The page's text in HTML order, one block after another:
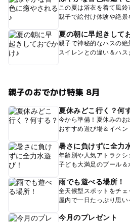
この夏は浴衣を着て風鈴
親子で絵付け体験や絶景
夏の朝に早起きして
親子で神秘的なハスの絶
スイレンとの違い＆ハス
親子のおでかけ特集 8月
夏休みどこ行く？何
今から準備！夏休みのお
おすすめ遊び場＆イベン
暑さに負けずに全力
年齢別や人気アトラクシ
子ども大満足のプール＆
雨でも遊べる場所！
全天候型スポットをチェ
屋内で一日たっぷり思い
今月のプレゼント